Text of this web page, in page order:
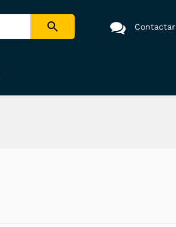
Contactar
( 1.524,60
incluido)